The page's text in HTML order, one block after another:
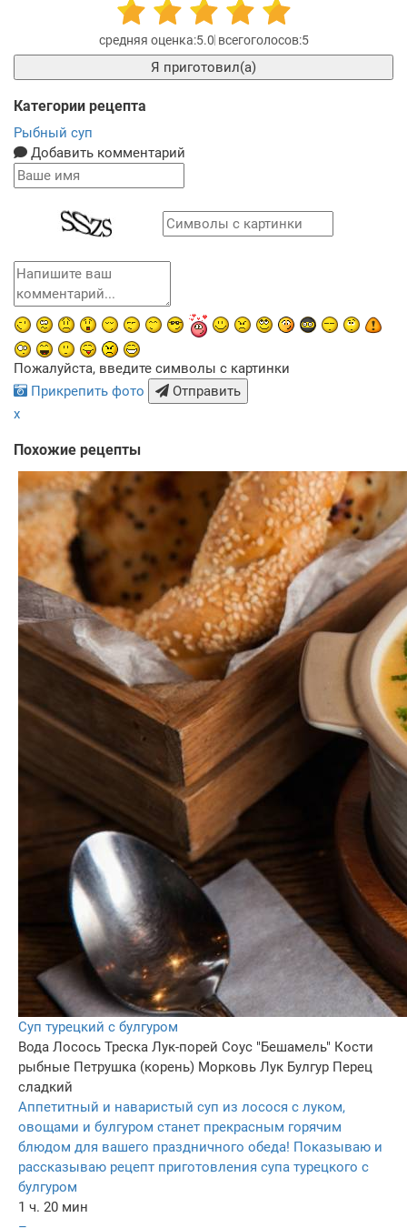
5.0 5
Я приготовил(а)
Категории рецепта
Рыбный суп
Добавить комментарий
Пожалуйста, введите символы с картинки
Прикрепить фото
Отправить
x
Похожие рецепты
Суп турецкий с булгуром
Вода Лосось Треска Лук-порей Соус "Бешамель" Кости
рыбные Петрушка (корень) Морковь Лук Булгур Перец
сладкий
Аппетитный и наваристый суп из лосося с луком,
овощами и булгуром станет прекрасным горячим
блюдом для вашего праздничного обеда! Показываю и
рассказываю рецепт приготовления супа турецкого с
булгуром
1 ч. 20 мин